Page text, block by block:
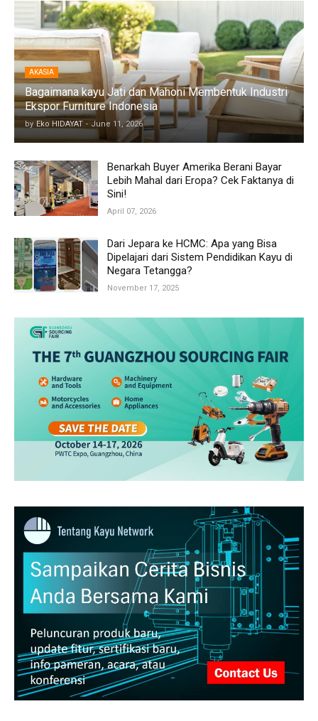
AKASIA
Bagaimana kayu Jati dan Mahoni Membentuk Industri
Ekspor Furniture Indonesia
by Eko HIDAYAT - June 11, 2026
Benarkah Buyer Amerika Berani Bayar
Lebih Mahal dari Eropa? Cek Faktanya di
Sini!
April 07, 2026
Dari Jepara ke HCMC: Apa yang Bisa
Dipelajari dari Sistem Pendidikan Kayu di
Negara Tetangga?
November 17, 2025